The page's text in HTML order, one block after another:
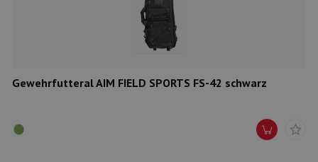
Gewehrfutteral AIM FIELD SPORTS FS-42 schwarz